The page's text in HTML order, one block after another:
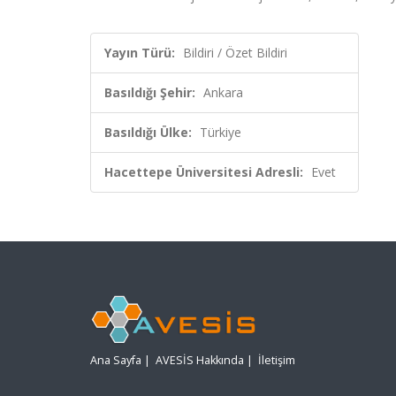
Yayın Türü: Bildiri / Özet Bildiri
Basıldığı Şehir: Ankara
Basıldığı Ülke: Türkiye
Hacettepe Üniversitesi Adresli: Evet
Ana Sayfa | AVESİS Hakkında | İletişim